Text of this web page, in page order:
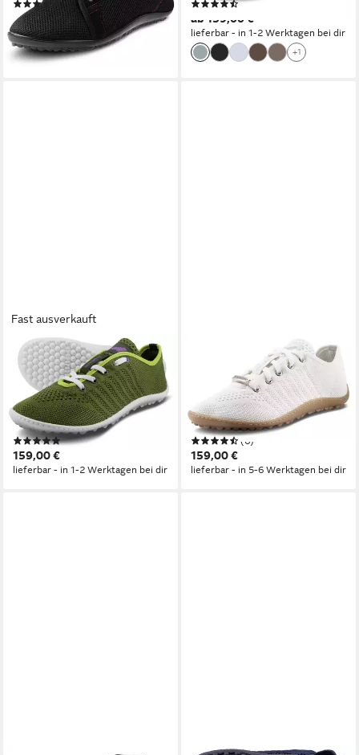
(16)
179,00 €
leider ausverkauft
(189)
ab 159,00 €
lieferbar - in 1-2 Werktagen bei dir
+1
Fast ausverkauft
LEGUANO
GO Barfußschuh,
Freizeitschuh, Halbschuh,
Schnürer mit 360 Grad
Halbkugelsohle
(2)
159,00 €
lieferbar - in 1-2 Werktagen bei dir
GO Barfußschuh,
Freizeitschuh, Halbschuh,
Schnürer mit 360 Grad
Halbkugelsohle
(6)
159,00 €
lieferbar - in 5-6 Werktagen bei dir